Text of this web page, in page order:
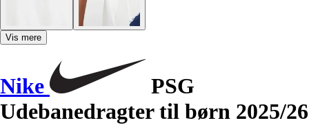
Vis mere
Nike
PSG
Udebanedragter til børn 2025/26